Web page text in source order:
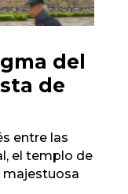
del
de
entre las
el templo de
majestuosa